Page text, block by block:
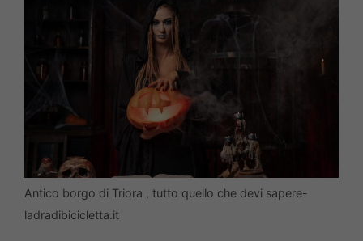
Antico borgo di Triora , tutto quello che devi sapere-
ladradibicicletta.it